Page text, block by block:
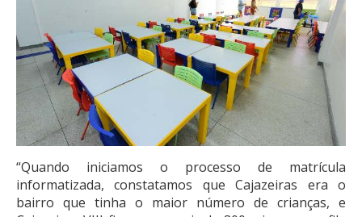
“Quando iniciamos o processo de matrícula
informatizada, constatamos que Cajazeiras era o
bairro que tinha o maior número de crianças, e